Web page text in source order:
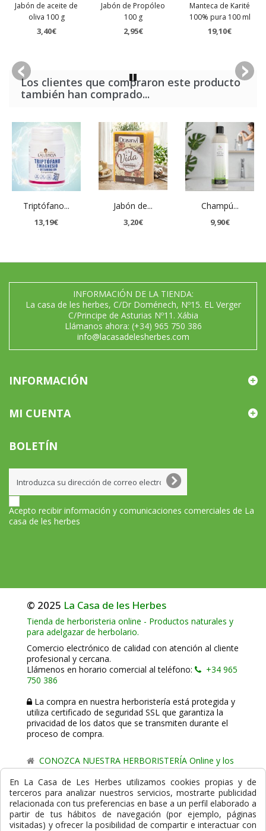
Jabón de aceite de
oliva 100 g
3,40€
Jabón de Propóleo
100 g
2,95€
Manteca de Karité
100% pura 100 ml
19,10€
Los clientes que compraron este producto
también han comprado...
Triptófano...
13,19€
Jabón de...
3,20€
Champú...
9,90€
INFORMACIÓN DE LA TIENDA:
La casa de les herbes, C/Dr Doménech, Nº15. EL Verger
C/Principe de Asturias Nº11. Xábia
Llámanos ahora: (+34) 965 750 386
info@lacasadelesherbes.com
INFORMACIÓN
MI CUENTA
BOLETÍN
Acepto recibir información y comunicaciones comerciales de La
casa de les herbes
© 2025 La Casa de les Herbes
Tienda de herboristeria online - Productos naturales y
para adelgazar de herbolario.
Comercio electrónico de calidad con atención al cliente
profesional y cercana.
Llámenos en horario comercial al teléfono:
+34 965
750 386
La compra en nuestra herboristería está protegida y
utiliza certificado de seguridad SSL que garantiza la
privacidad de los datos que se transmiten durante el
proceso de compra.
CONOZCA NUESTRA HERBORISTERÍA Online y los
comercio de proximidad de La Casa de les Herbes.
Powered byGesdi.com E-Commerce - Tiendas online
profesionales y seguras
Formas de Pago
En La Casa de Les Herbes utilizamos cookies propias y de
terceros para analizar nuestros servicios, mostrarte publicidad
relacionada con tus preferencias en base a un perfil elaborado a
partir de tus hábitos de navegación (por ejemplo, páginas
visitadas) y ofrecer la posibilidad de compartir e interactuar con